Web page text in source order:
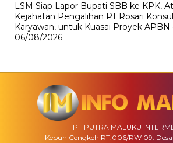
LSM Siap Lapor Bupati SBB ke KPK,
Kejahatan Pengalihan PT Rosari
Karyawan, untuk Kuasai Proyek APBN
06/08/2026
PT PUTRA MALUKU
Kebun Cengkeh RT.006/RW 09.